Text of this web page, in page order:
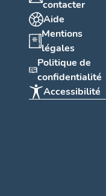
contacter
Aide
Mentions
légales
Politique de
confidentialité
Accessibilité